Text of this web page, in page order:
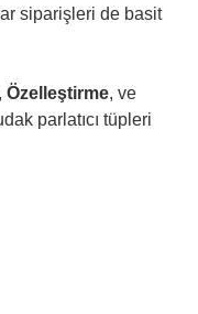
siparişleri de basit
, Özelleştirme, ve
parlatıcı tüpleri